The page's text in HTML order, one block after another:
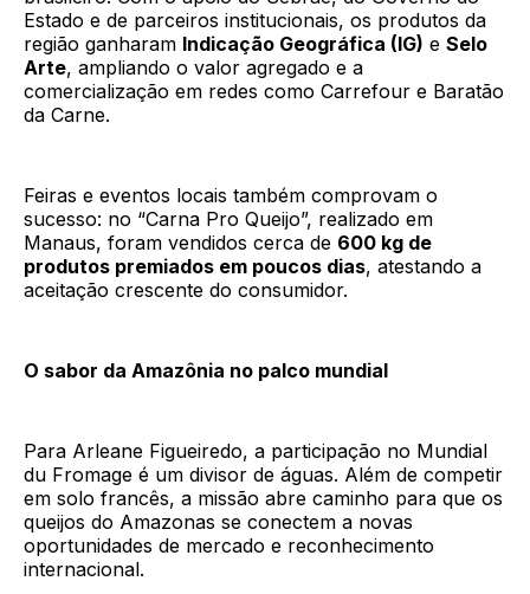
Estado e de parceiros institucionais, os produtos da
região ganharam Indicação Geográfica (IG) e Selo
Arte, ampliando o valor agregado e a
comercialização em redes como Carrefour e Baratão
da Carne.
Feiras e eventos locais também comprovam o
sucesso: no “Carna Pro Queijo”, realizado em
Manaus, foram vendidos cerca de 600 kg de
produtos premiados em poucos dias, atestando a
aceitação crescente do consumidor.
O sabor da Amazônia no palco mundial
Para Arleane Figueiredo, a participação no Mundial
du Fromage é um divisor de águas. Além de competir
em solo francês, a missão abre caminho para que os
queijos do Amazonas se conectem a novas
oportunidades de mercado e reconhecimento
internacional.